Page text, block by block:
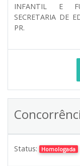
INFANTIL E
SECRETARIA DE
PR.
Status: Homologada